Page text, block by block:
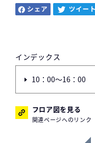
インデックス
10：00～16：00
フロア図を見る
関連ページへのリンク